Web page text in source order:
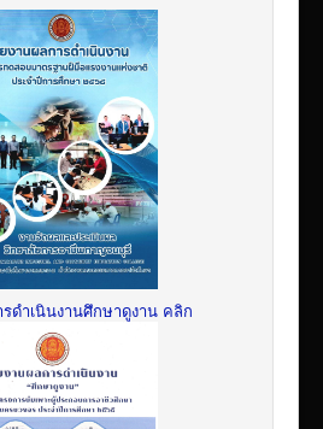
ดำเนินงานศึกษาดูงาน คลิก